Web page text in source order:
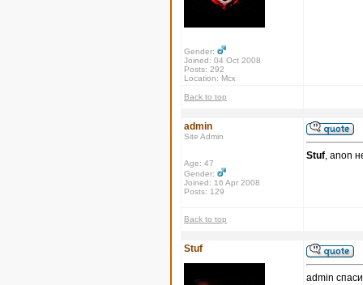
Gender:
Joined: 04 Oct 2008
Posts: 292
Location: Мск
Back to top
admin
Site Admin
Age: 47
Gender:
Joined: 16 Apr 2008
Posts: 129
Stuf, anon
Back to top
Stuf
admin